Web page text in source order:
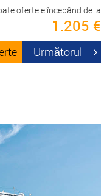
ofertele începând de la
1.205 €
Următorul